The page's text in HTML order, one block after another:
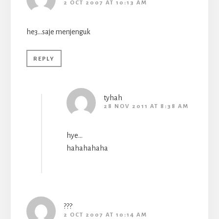
2 OCT 2007 AT 10:13 AM
he3…saje menjenguk
REPLY
tyhah
28 NOV 2011 AT 8:38 AM
hye…
hahahahaha
???
2 OCT 2007 AT 10:14 AM